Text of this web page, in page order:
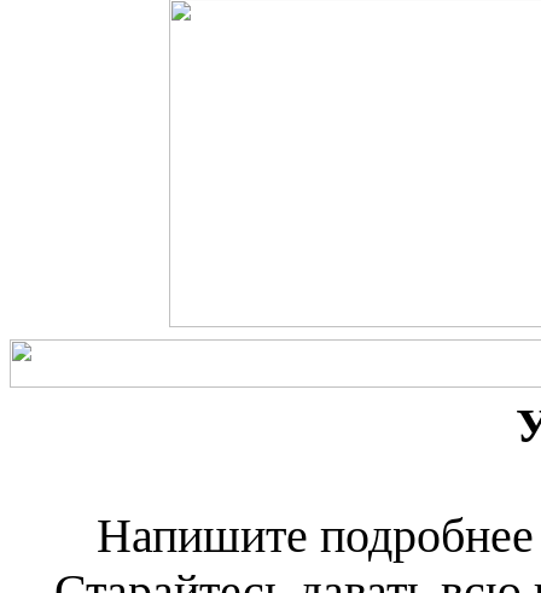
Напишите подробнее